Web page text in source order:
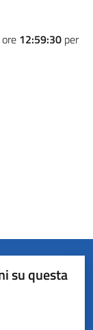
12:59:30 per
su questa